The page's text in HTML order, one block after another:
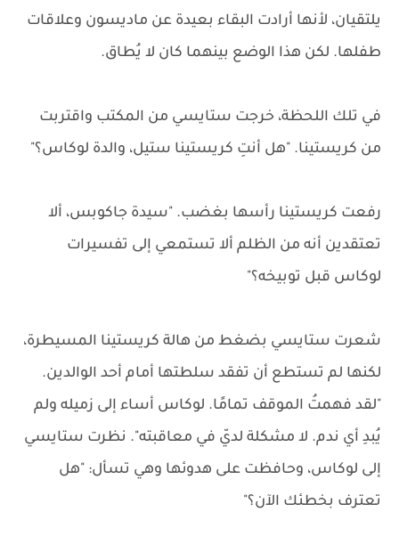
يلتقيان، لأنها أرادت البقاء بعيدة عن ماديسون وعلاقات
طفلها. لكن هذا الوضع بينهما كان لا يُطاق.
في تلك اللحظة، خرجت ستايسي من المكتب واقتربت
من كريستينا. "هل أنتِ كريستينا ستيل، والدة لوكاس؟"
رفعت كريستينا رأسها بغضب. "سيدة جاكوبس، ألا
تعتقدين أنه من الظلم ألا تستمعي إلى تفسيرات
لوكاس قبل توبيخه؟"
شعرت ستايسي بضغط من هالة كريستينا المسيطرة،
لكنها لم تستطع أن تفقد سلطتها أمام أحد الوالدين.
"لقد فهمتُ الموقف تمامًا. لوكاس أساء إلى زميله ولم
يُبدِ أي ندم. لا مشكلة لديّ في معاقبته". نظرت ستايسي
إلى لوكاس، وحافظت على هدوئها وهي تسأل: "هل
تعترف بخطئك الآن؟"